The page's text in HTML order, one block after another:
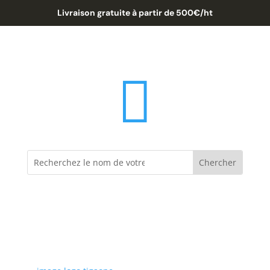
Livraison gratuite à partir de 500€/ht
